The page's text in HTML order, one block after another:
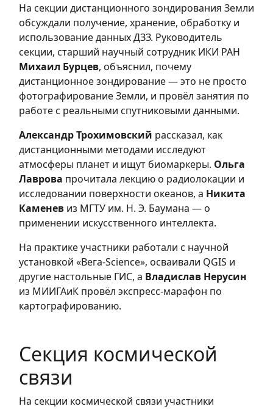
На секции дистанционного зондирования Земли
обсуждали получение, хранение, обработку и
использование данных ДЗЗ. Руководитель
секции, старший научный сотрудник ИКИ РАН
Михаил Бурцев, объяснил, почему
дистанционное зондирование — это не просто
фотографирование Земли, и провёл занятия по
работе с реальными спутниковыми данными.
Александр Трохимовский рассказал, как
дистанционными методами исследуют
атмосферы планет и ищут биомаркеры. Ольга
Лаврова прочитала лекцию о радиолокации и
исследовании поверхности океанов, а Никита
Каменев из МГТУ им. Н. Э. Баумана — о
применении искусственного интеллекта.
На практике участники работали с научной
установкой «Вега-Science», осваивали QGIS и
другие настольные ГИС, а Владислав Нерусин
из МИИГАиК провёл экспресс-марафон по
картографированию.
Секция космической
связи
На секции космической связи участники